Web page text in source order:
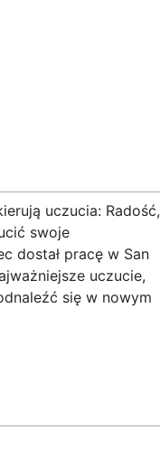
uczucia: Radość,
swoje
dostał pracę w San
uczucie,
się w nowym